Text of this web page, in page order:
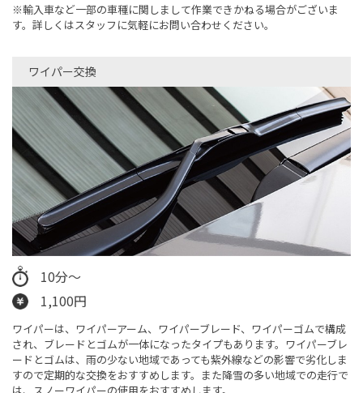
※輸入車など一部の車種に関しまして作業できかねる場合がございま
す。詳しくはスタッフに気軽にお問い合わせください。
ワイパー交換​
10分～
1,100円
ワイパーは、ワイパーアーム、ワイパーブレード、ワイパーゴムで構成
され、ブレードとゴムが一体になったタイプもあります。ワイパーブレ
ードとゴムは、雨の少ない地域であっても紫外線などの影響で劣化しま
すので定期的な交換をおすすめします。また降雪の多い地域での走行で